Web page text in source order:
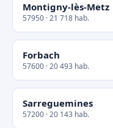
Montigny-lès-Metz
57950 · 21 718 hab.
Forbach
57600 · 20 493 hab.
Sarreguemines
57200 · 20 143 hab.